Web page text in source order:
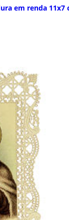
em renda 11x7